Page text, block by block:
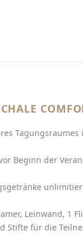
Tagungsraumes
Beginn der
Leinwand, 1
Stifte für die